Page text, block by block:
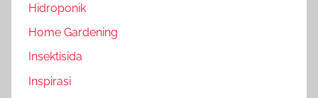
Hidroponik
Home Gardening
Insektisida
Inspirasi